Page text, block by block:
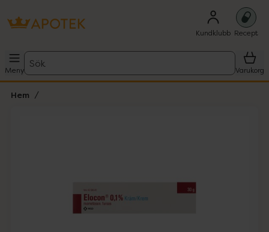
Kundklubb Recept
Meny
Sök
Varukorg
Hem